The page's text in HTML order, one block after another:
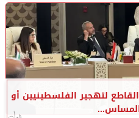
لتهجير الفلسطينيين أو